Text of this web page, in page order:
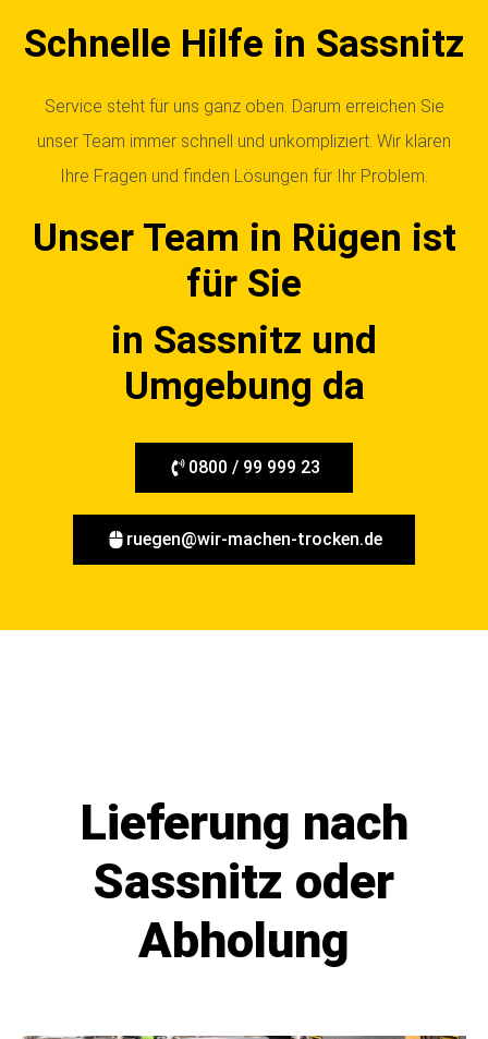
Schnelle Hilfe in Sassnitz
Service steht für uns ganz oben. Darum erreichen Sie
unser Team immer schnell und unkompliziert. Wir klären
Ihre Fragen und finden Lösungen für Ihr Problem.
Unser Team in Rügen ist
für Sie
in Sassnitz und
Umgebung da
0800 / 99 999 23
ruegen@wir-machen-trocken.de
Lieferung nach
Sassnitz oder
Abholung